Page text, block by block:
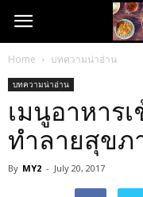
Home บทความน่าอ่าน
บทความน่าอ่าน
เมนูอาหาร
ทำลายสุขภ
By MY2 - July 20, 2017